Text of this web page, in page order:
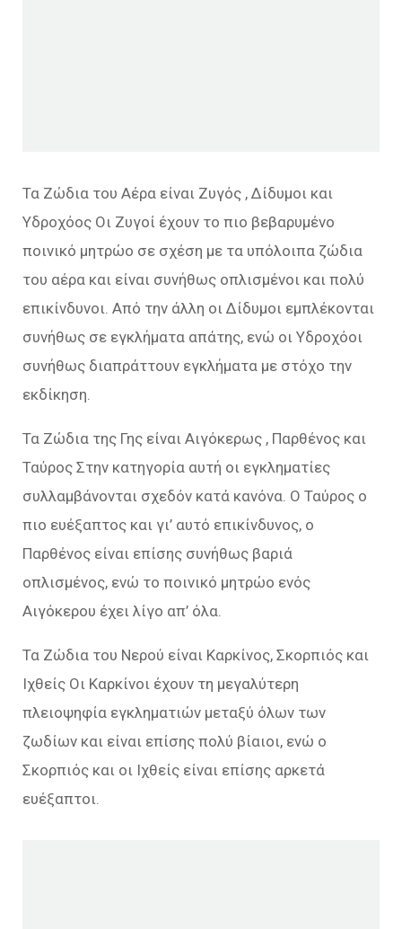
Τα Ζώδια του Αέρα είναι Ζυγός , Δίδυμοι και
Υδροχόος Οι Ζυγοί έχουν το πιο βεβαρυμένο
ποινικό μητρώο σε σχέση με τα υπόλοιπα ζώδια
του αέρα και είναι συνήθως οπλισμένοι και πολύ
επικίνδυνοι. Από την άλλη οι Δίδυμοι εμπλέκονται
συνήθως σε εγκλήματα απάτης, ενώ οι Υδροχόοι
συνήθως διαπράττουν εγκλήματα με στόχο την
εκδίκηση.
Τα Ζώδια της Γης είναι Αιγόκερως , Παρθένος και
Ταύρος Στην κατηγορία αυτή οι εγκληματίες
συλλαμβάνονται σχεδόν κατά κανόνα. Ο Ταύρος ο
πιο ευέξαπτος και γι’ αυτό επικίνδυνος, ο
Παρθένος είναι επίσης συνήθως βαριά
οπλισμένος, ενώ το ποινικό μητρώο ενός
Αιγόκερου έχει λίγο απ’ όλα.
Τα Ζώδια του Νερού είναι Καρκίνος, Σκορπιός και
Ιχθείς Οι Καρκίνοι έχουν τη μεγαλύτερη
πλειοψηφία εγκληματιών μεταξύ όλων των
ζωδίων και είναι επίσης πολύ βίαιοι, ενώ ο
Σκορπιός και οι Ιχθείς είναι επίσης αρκετά
ευέξαπτοι.